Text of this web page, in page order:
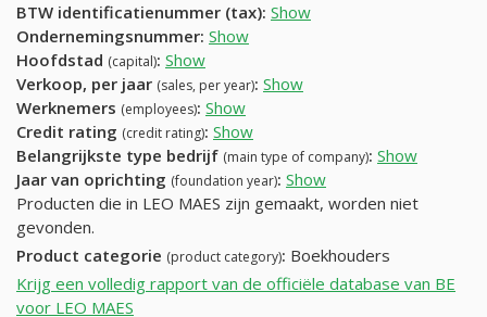
BTW identificatienummer (tax): Show
Ondernemingsnummer: Show
Hoofdstad (capital): Show
Verkoop, per jaar (sales, per year): Show
Werknemers (employees): Show
Credit rating (credit rating): Show
Belangrijkste type bedrijf (main type of company): Show
Jaar van oprichting (foundation year): Show
Producten die in LEO MAES zijn gemaakt, worden niet
gevonden.
Product categorie (product category): Boekhouders
Krijg een volledig rapport van de officiële database van BE
voor LEO MAES